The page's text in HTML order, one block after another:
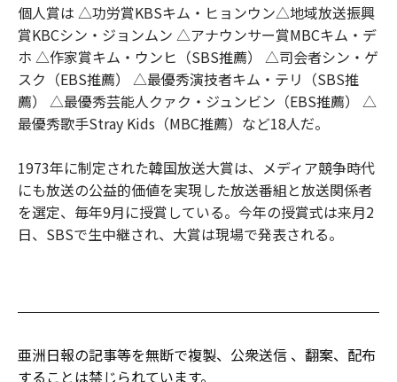
個人賞は △功労賞KBSキム・ヒョンウン△地域放送振興
賞KBCシン・ジョンムン △アナウンサー賞MBCキム・デ
ホ △作家賞キム・ウンヒ（SBS推薦） △司会者シン・ゲ
スク（EBS推薦） △最優秀演技者キム・テリ（SBS推
薦） △最優秀芸能人クァク・ジュンビン（EBS推薦） △
最優秀歌手Stray Kids（MBC推薦）など18人だ。
1973年に制定された韓国放送大賞は、メディア競争時代
にも放送の公益的価値を実現した放送番組と放送関係者
を選定、毎年9月に授賞している。今年の授賞式は来月2
日、SBSで生中継され、大賞は現場で発表される。
亜洲日報の記事等を無断で複製、公衆送信 、翻案、配布
することは禁じられています。